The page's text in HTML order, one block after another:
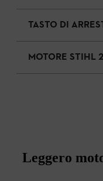
TASTO DI
MOTORE STIHL
Leggero